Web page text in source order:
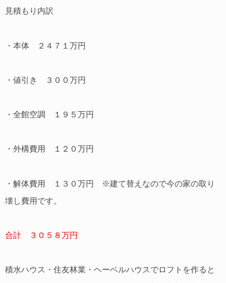
見積もり内訳
・本体 ２４７１万円
・値引き ３００万円
・全館空調 １９５万円
・外構費用 １２０万円
・解体費用 １３０万円 ※建て替えなので今の家の取り
壊し費用です。
合計 ３０５８万円
積水ハウス・住友林業・ヘーベルハウスでロフトを作ると